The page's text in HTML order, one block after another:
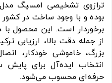
بوده و با وجود ساخت در
برخوردار است. این محصول
از جمله دقت بالا، ارزیابی
بزرگ، خاموشی خودکار،
انتخاب ایده‌آل برای
حرفه‌ای محسوب می‌شود.